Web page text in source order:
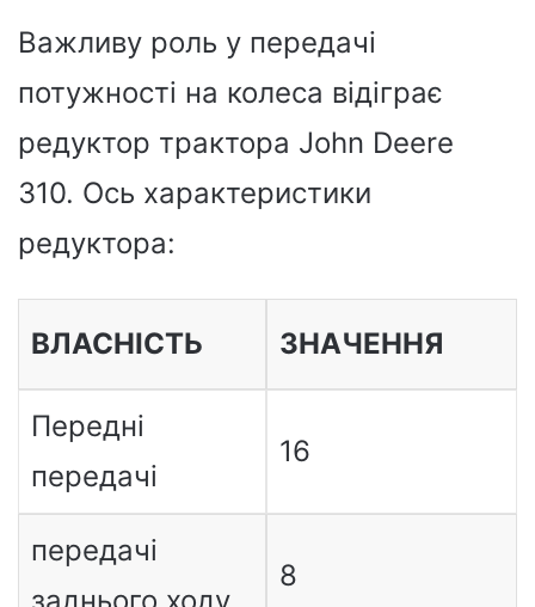
Важливу роль у передачі
потужності на колеса відіграє
редуктор трактора John Deere
310. Ось характеристики
редуктора:
ВЛАСНІСТЬ ЗНАЧЕННЯ
Передні
передачі
16
передачі
заднього ходу
8